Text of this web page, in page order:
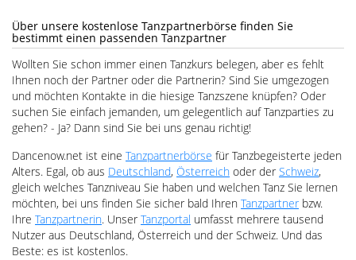
Über unsere kostenlose Tanzpartnerbörse finden Sie
bestimmt einen passenden Tanzpartner
Wollten Sie schon immer einen Tanzkurs belegen, aber es fehlt
Ihnen noch der Partner oder die Partnerin? Sind Sie umgezogen
und möchten Kontakte in die hiesige Tanzszene knüpfen? Oder
suchen Sie einfach jemanden, um gelegentlich auf Tanzparties zu
gehen? - Ja? Dann sind Sie bei uns genau richtig!
Dancenow.net ist eine Tanzpartnerbörse für Tanzbegeisterte jeden
Alters. Egal, ob aus Deutschland, Österreich oder der Schweiz,
gleich welches Tanzniveau Sie haben und welchen Tanz Sie lernen
möchten, bei uns finden Sie sicher bald Ihren Tanzpartner bzw.
Ihre Tanzpartnerin. Unser Tanzportal umfasst mehrere tausend
Nutzer aus Deutschland, Österreich und der Schweiz. Und das
Beste: es ist kostenlos.